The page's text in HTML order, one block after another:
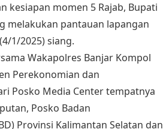
kesiapan momen 5 Rajab, Bupati
melakukan pantauan lapangan
1/2025) siang.
Wakapolres Banjar Kompol
Perekonomian dan
Posko Media Center tempatnya
Posko Badan
Provinsi Kalimantan Selatan dan